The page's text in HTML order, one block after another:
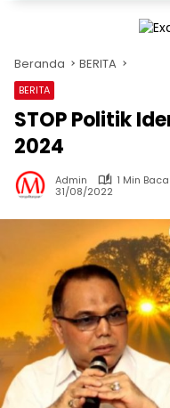
Beranda BERITA
BERITA
STOP Politik
2024
Admin
1 Min Baca
31/08/2022